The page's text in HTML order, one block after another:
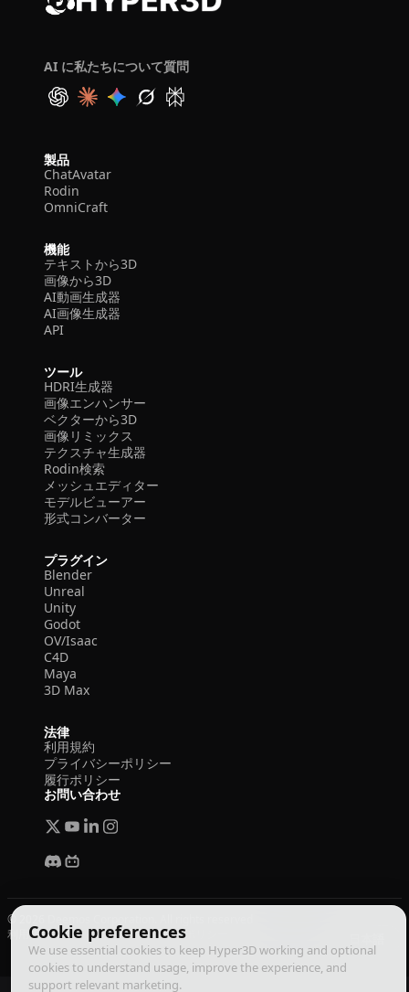
Cookie preferences
We use essential cookies to keep Hyper3D working and optional
cookies to understand usage, improve the experience, and
support relevant marketing.
AI に私たちについて質問
製品
ChatAvatar
Rodin
OmniCraft
機能
テキストから3D
画像から3D
AI動画生成器
AI画像生成器
API
ツール
HDRI生成器
画像エンハンサー
ベクターから3D
画像リミックス
テクスチャ生成器
Rodin検索
メッシュエディター
モデルビューアー
形式コンバーター
プラグイン
Blender
Unreal
Unity
Godot
OV/Isaac
C4D
Maya
3D Max
法律
利用規約
プライバシーポリシー
履行ポリシー
お問い合わせ
© 2026 Deemos Corporation. All rights reserved
利用規約プライバシーポリシー履行ポリシー